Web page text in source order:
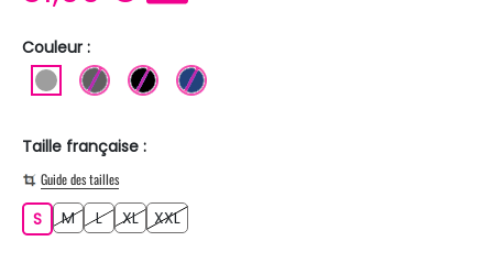
Couleur :
GRIS GRIS FONCE
NOIR BLEU FONCE
Taille française :
Guide des tailles
SS MM LL XLXL XXLXXL